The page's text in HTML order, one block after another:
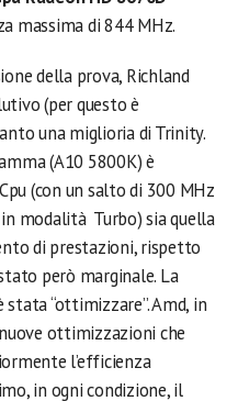
massima di 844 MHz.
della prova, Richland
(per questo è
una miglioria di Trinity.
(A10 5800K) è
(con un salto di 300 MHz
modalità Turbo) sia quella
di prestazioni, rispetto
però marginale. La
stata “ottimizzare”. Amd, in
ottimizzazioni che
l’efficienza
in ogni condizione, il